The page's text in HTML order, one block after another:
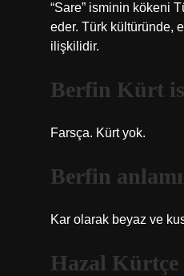
“Sare” isminin kökeni
eder. Türk kültüründe,
ilişkilidir.
Berfin Kürt
Farsça. Kürt yok.
Berfin
Kar olarak beyaz ve
Hazal Kürtçe